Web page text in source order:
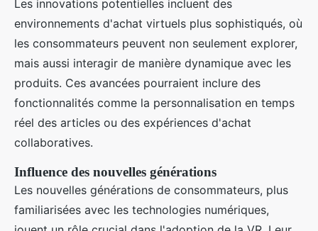
Les innovations potentielles incluent des
environnements d'achat virtuels plus sophistiqués, où
les consommateurs peuvent non seulement explorer,
mais aussi interagir de manière dynamique avec les
produits. Ces avancées pourraient inclure des
fonctionnalités comme la personnalisation en temps
réel des articles ou des expériences d'achat
collaboratives.
Influence des nouvelles générations
Les nouvelles générations de consommateurs, plus
familiarisées avec les technologies numériques,